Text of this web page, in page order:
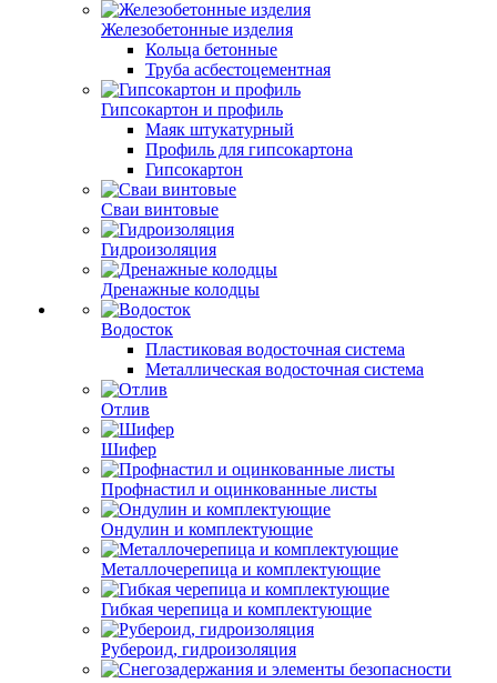
Железобетонные изделия
Кольца бетонные
Труба асбестоцементная
Гипсокартон и профиль
Маяк штукатурный
Профиль для гипсокартона
Гипсокартон
Сваи винтовые
Гидроизоляция
Дренажные колодцы
Водосток
Пластиковая водосточная система
Металлическая водосточная система
Отлив
Шифер
Профнастил и оцинкованные листы
Ондулин и комплектующие
Металлочерепица и комплектующие
Гибкая черепица и комплектующие
Рубероид, гидроизоляция